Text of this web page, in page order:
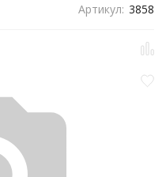
Артикул: 3858